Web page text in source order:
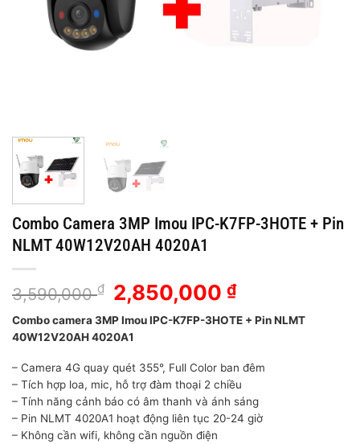
Combo Camera 3MP Imou IPC-K7FP-3HOTE + Pin
NLMT 40W12V20AH 4020A1
3,590,000₫
Giá
gốc
là:
3,590,000 ₫.
2,850,000₫Giá
tại
2,850,000 ₫.
Combo camera 3MP Imou IPC-K7FP-3HOTE + Pin NLMT
40W12V20AH 4020A1
– Camera 4G quay quét 355°, Full Color ban đêm
– Tích hợp loa, mic, hỗ trợ đàm thoại 2 chiều
– Tính năng cảnh báo có âm thanh và ánh sáng
– Pin NLMT 4020A1 hoạt động liên tục 20-24 giờ
– Không cần wifi, không cần nguồn điện